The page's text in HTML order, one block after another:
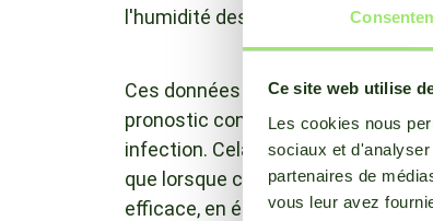
Ce site web utilise
Les cookies nous
sociaux et
partenaires de
vous leur avez
l'humidité des feuilles et le
Ces données sont utilisées pour
pronostic concernant la date et
infection. Cela vous permet, en
que lorsque c'est vraiment
efficace, en économisant des